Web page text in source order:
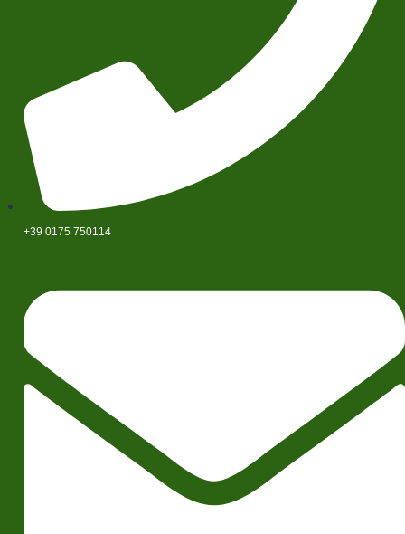
+39 0175 750114